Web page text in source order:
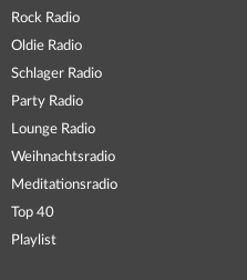
Rock Radio
Oldie Radio
Schlager Radio
Party Radio
Lounge Radio
Weihnachtsradio
Meditationsradio
Top 40
Playlist